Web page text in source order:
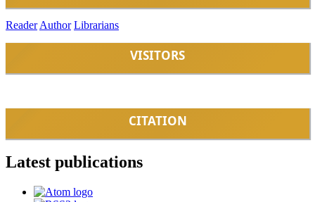
ReaderAuthor Librarians
VISITORS
CITATION
Latest publications